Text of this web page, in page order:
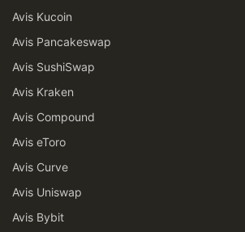
Avis Kucoin
Avis Pancakeswap
Avis SushiSwap
Avis Kraken
Avis Compound
Avis eToro
Avis Curve
Avis Uniswap
Avis Bybit